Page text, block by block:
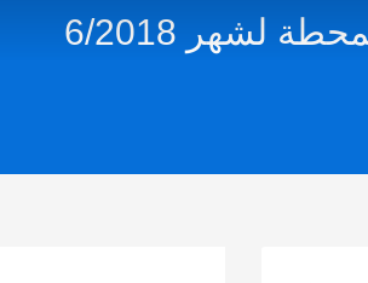
لشهر 6/2018